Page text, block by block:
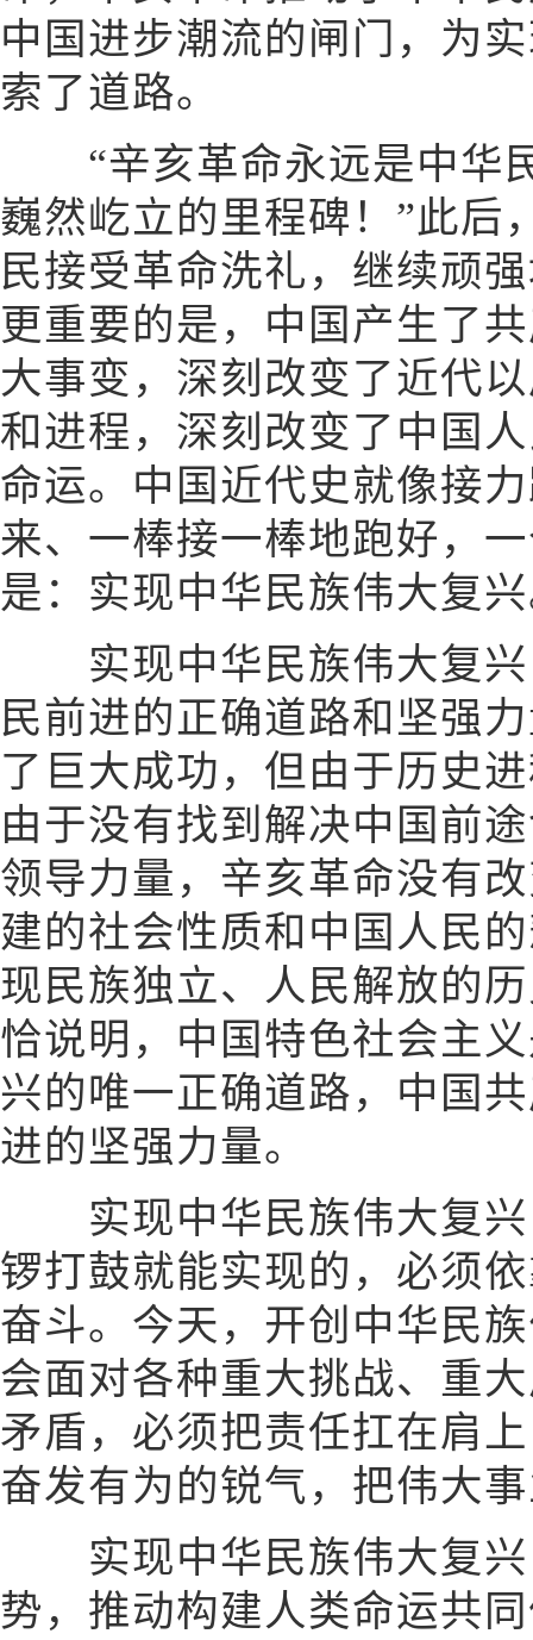
中国进步潮流的闸门，为
索了道路。
“辛亥革命永远是中华
巍然屹立的里程碑！”此后
民接受革命洗礼，继续顽
更重要的是，中国产生了
大事变，深刻改变了近代
和进程，深刻改变了中国
命运。中国近代史就像接
来、一棒接一棒地跑好，
是：实现中华民族伟大复
实现中华民族伟大复兴
民前进的正确道路和坚强
了巨大成功，但由于历史
由于没有找到解决中国前
领导力量，辛亥革命没有
建的社会性质和中国人民
现民族独立、人民解放的
恰说明，中国特色社会主
兴的唯一正确道路，中国
进的坚强力量。
实现中华民族伟大复兴
锣打鼓就能实现的，必须
奋斗。今天，开创中华民
会面对各种重大挑战、重
矛盾，必须把责任扛在肩
奋发有为的锐气，把伟大
实现中华民族伟大复兴
势，推动构建人类命运共